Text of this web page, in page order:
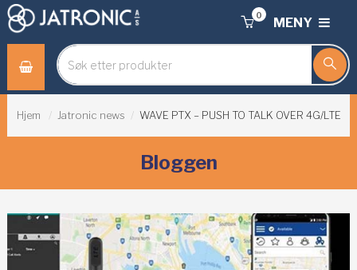
MENY
0
Hjem Jatronic news WAVE PTX – PUSH TO TALK OVER 4G/LTE
Bloggen